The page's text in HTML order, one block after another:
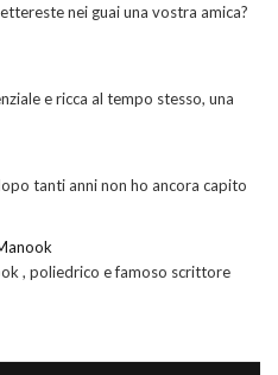
nei guai una vostra amica?
e ricca al tempo stesso, una
tanti anni non ho ancora capito
, poliedrico e famoso scrittore